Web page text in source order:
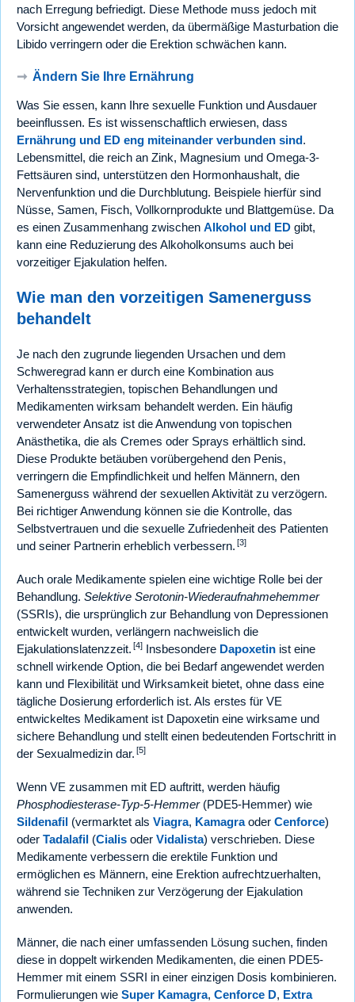
nach Erregung befriedigt. Diese Methode muss jedoch mit
Vorsicht angewendet werden, da übermäßige Masturbation die
Libido verringern oder die Erektion schwächen kann.
➞ Ändern Sie Ihre Ernährung
Was Sie essen, kann Ihre sexuelle Funktion und Ausdauer
beeinflussen. Es ist wissenschaftlich erwiesen, dass
Ernährung und ED eng miteinander verbunden sind.
Lebensmittel, die reich an Zink, Magnesium und Omega-3-
Fettsäuren sind, unterstützen den Hormonhaushalt, die
Nervenfunktion und die Durchblutung. Beispiele hierfür sind
Nüsse, Samen, Fisch, Vollkornprodukte und Blattgemüse. Da
es einen Zusammenhang zwischen Alkohol und ED gibt,
kann eine Reduzierung des Alkoholkonsums auch bei
vorzeitiger Ejakulation helfen.
Wie man den vorzeitigen Samenerguss
behandelt
Je nach den zugrunde liegenden Ursachen und dem
Schweregrad kann er durch eine Kombination aus
Verhaltensstrategien, topischen Behandlungen und
Medikamenten wirksam behandelt werden. Ein häufig
verwendeter Ansatz ist die Anwendung von topischen
Anästhetika, die als Cremes oder Sprays erhältlich sind.
Diese Produkte betäuben vorübergehend den Penis,
verringern die Empfindlichkeit und helfen Männern, den
Samenerguss während der sexuellen Aktivität zu verzögern.
Bei richtiger Anwendung können sie die Kontrolle, das
Selbstvertrauen und die sexuelle Zufriedenheit des Patienten
und seiner Partnerin erheblich verbessern. [3]
Auch orale Medikamente spielen eine wichtige Rolle bei der
Behandlung. Selektive Serotonin-Wiederaufnahmehemmer
(SSRIs), die ursprünglich zur Behandlung von Depressionen
entwickelt wurden, verlängern nachweislich die
Ejakulationslatenzzeit. [4] Insbesondere Dapoxetin ist eine
schnell wirkende Option, die bei Bedarf angewendet werden
kann und Flexibilität und Wirksamkeit bietet, ohne dass eine
tägliche Dosierung erforderlich ist. Als erstes für VE
entwickeltes Medikament ist Dapoxetin eine wirksame und
sichere Behandlung und stellt einen bedeutenden Fortschritt in
der Sexualmedizin dar. [5]
Wenn VE zusammen mit ED auftritt, werden häufig
Phosphodiesterase-Typ-5-Hemmer(PDE5-Hemmer) wie
Sildenafil (vermarktet als Viagra, Kamagraoder Cenforce)
oder Tadalafil (Cialis oder Vidalista) verschrieben. Diese
Medikamente verbessern die erektile Funktion und
ermöglichen es Männern, eine Erektion aufrechtzuerhalten,
während sie Techniken zur Verzögerung der Ejakulation
anwenden.
Männer, die nach einer umfassenden Lösung suchen, finden
diese in doppelt wirkenden Medikamenten, die einen PDE5-
Hemmer mit einem SSRI in einer einzigen Dosis kombinieren.
Formulierungen wie Super Kamagra, Cenforce D, Extra